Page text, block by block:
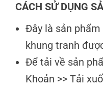
CÁCH SỬ DỤNG
Đây là sản
khung tranh
Để tải về sản
Khoản >> Tải